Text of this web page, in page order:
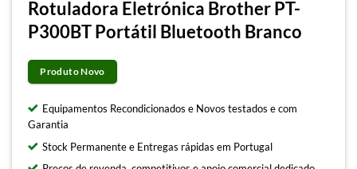
Rotuladora Eletrónica Brother PT-
P300BT Portátil Bluetooth Branco
Produto Novo
Equipamentos Recondicionados e Novos testados e com
Garantia
Stock Permanente e Entregas rápidas em Portugal